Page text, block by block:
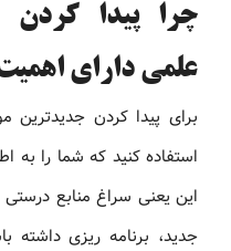
چرا پیدا کردن
علمی دارای
برای پیدا کردن جدیدترین
استفاده کنید که شما را به
این یعنی سراغ منابع
جدید، برنامه‌ ریزی داشته